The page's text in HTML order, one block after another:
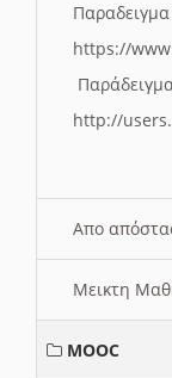
https://
http://
Απο
Μεικτη
MOOC